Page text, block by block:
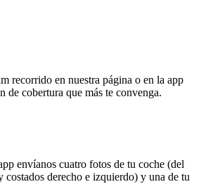
recorrido en nuestra página o en la app
de cobertura que más te convenga.
envíanos cuatro fotos de tu coche (del
costados derecho e izquierdo) y una de tu